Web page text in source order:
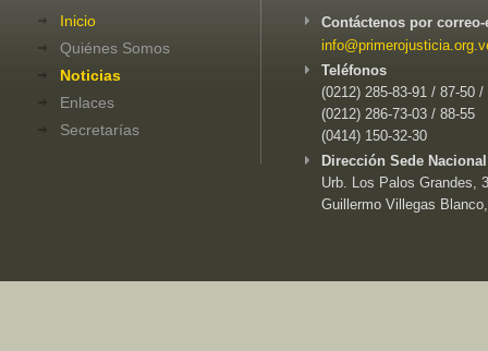
Inicio
Quiénes Somos
Noticias
Enlaces
Secretarías
Contáctenos por
Teléfonos
(0212) 285-83-91 / 87-50 /
(0212) 286-73-03 / 88-55
(0414) 150-32-30
Dirección Sede
Urb. Los Palos Grandes,
Guillermo Villegas